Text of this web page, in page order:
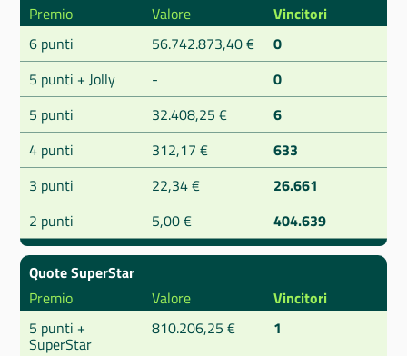
Premio
Valore
Vincitori
6 punti
56.742.873,40 €
0
5 punti + Jolly
-
0
5 punti
32.408,25 €
6
4 punti
312,17 €
633
3 punti
22,34 €
26.661
2 punti
5,00 € 404.639
Quote SuperStar
Premio
Valore
Vincitori
5 punti +
SuperStar
810.206,25 € 1